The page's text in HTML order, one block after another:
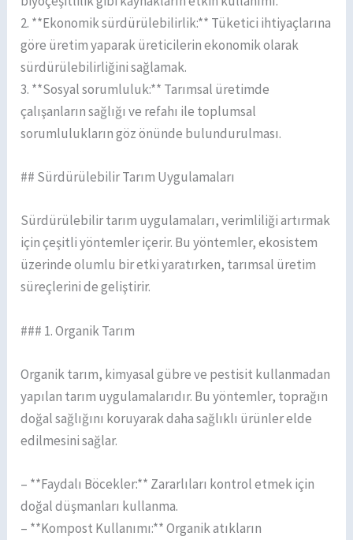
2. **Ekonomik sürdürülebilirlik:** Tüketici ihtiyaçlarına
göre üretim yaparak üreticilerin ekonomik olarak
sürdürülebilirliğini sağlamak.
3. **Sosyal sorumluluk:** Tarımsal üretimde
çalışanların sağlığı ve refahı ile toplumsal
sorumlulukların göz önünde bulundurulması.
## Sürdürülebilir Tarım Uygulamaları
Sürdürülebilir tarım uygulamaları, verimliliği artırmak
için çeşitli yöntemler içerir. Bu yöntemler, ekosistem
üzerinde olumlu bir etki yaratırken, tarımsal üretim
süreçlerini de geliştirir.
### 1. Organik Tarım
Organik tarım, kimyasal gübre ve pestisit kullanmadan
yapılan tarım uygulamalarıdır. Bu yöntemler, toprağın
doğal sağlığını koruyarak daha sağlıklı ürünler elde
edilmesini sağlar.
– **Faydalı Böcekler:** Zararlıları kontrol etmek için
doğal düşmanları kullanma.
– **Kompost Kullanımı:** Organik atıkların